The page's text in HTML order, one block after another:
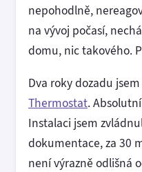
nepohodlně,
na vývoj počasí,
domu, nic takového.
Dva roky dozadu
Thermostat.
Instalaci jsem
dokumentace, za 30
není výrazně odlišná